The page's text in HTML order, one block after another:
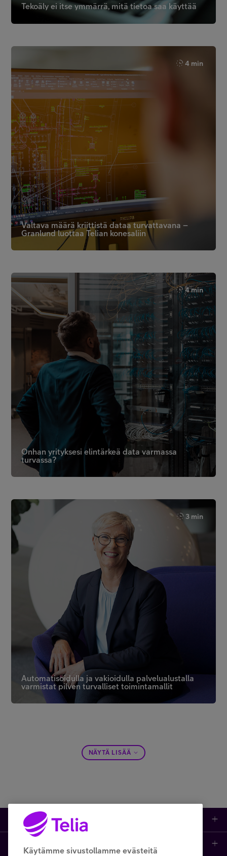
Tekoäly ei itse ymmärrä, mitä tietoa saa käyttää
4 min
Valtava määrä kriittistä dataa turvattavana –
Granlund luottaa Telian konesaliin
4 min
Onhan yrityksesi elintärkeä data varmassa
turvassa?
3 min
Automatisoidulla ja vakioidulla palvelualustalla
varmistat pilven turvalliset toimintamallit
NÄYTÄ LISÄÄ
Tuotteet
Käytämme sivustollamme evästeitä